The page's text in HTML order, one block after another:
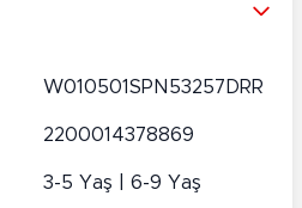
W010501SPN53257DRR
2200014378869
3-5 Yaş | 6-9 Yaş